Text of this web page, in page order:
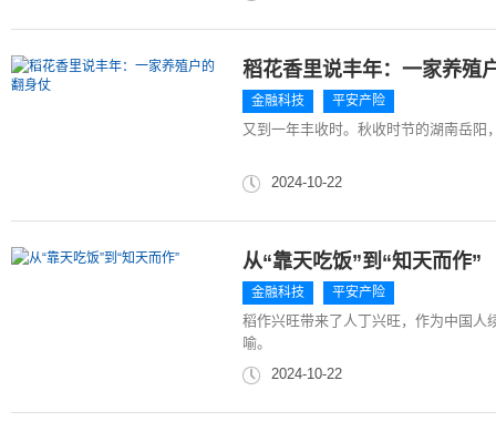
稻花香里说丰年：一家养殖
金融科技 平安产险
又到一年丰收时。秋收时节的湖南岳阳
2024-10-22
从“靠天吃饭”到“知天而作”
金融科技 平安产险
稻作兴旺带来了人丁兴旺，作为中国人
喻。
2024-10-22